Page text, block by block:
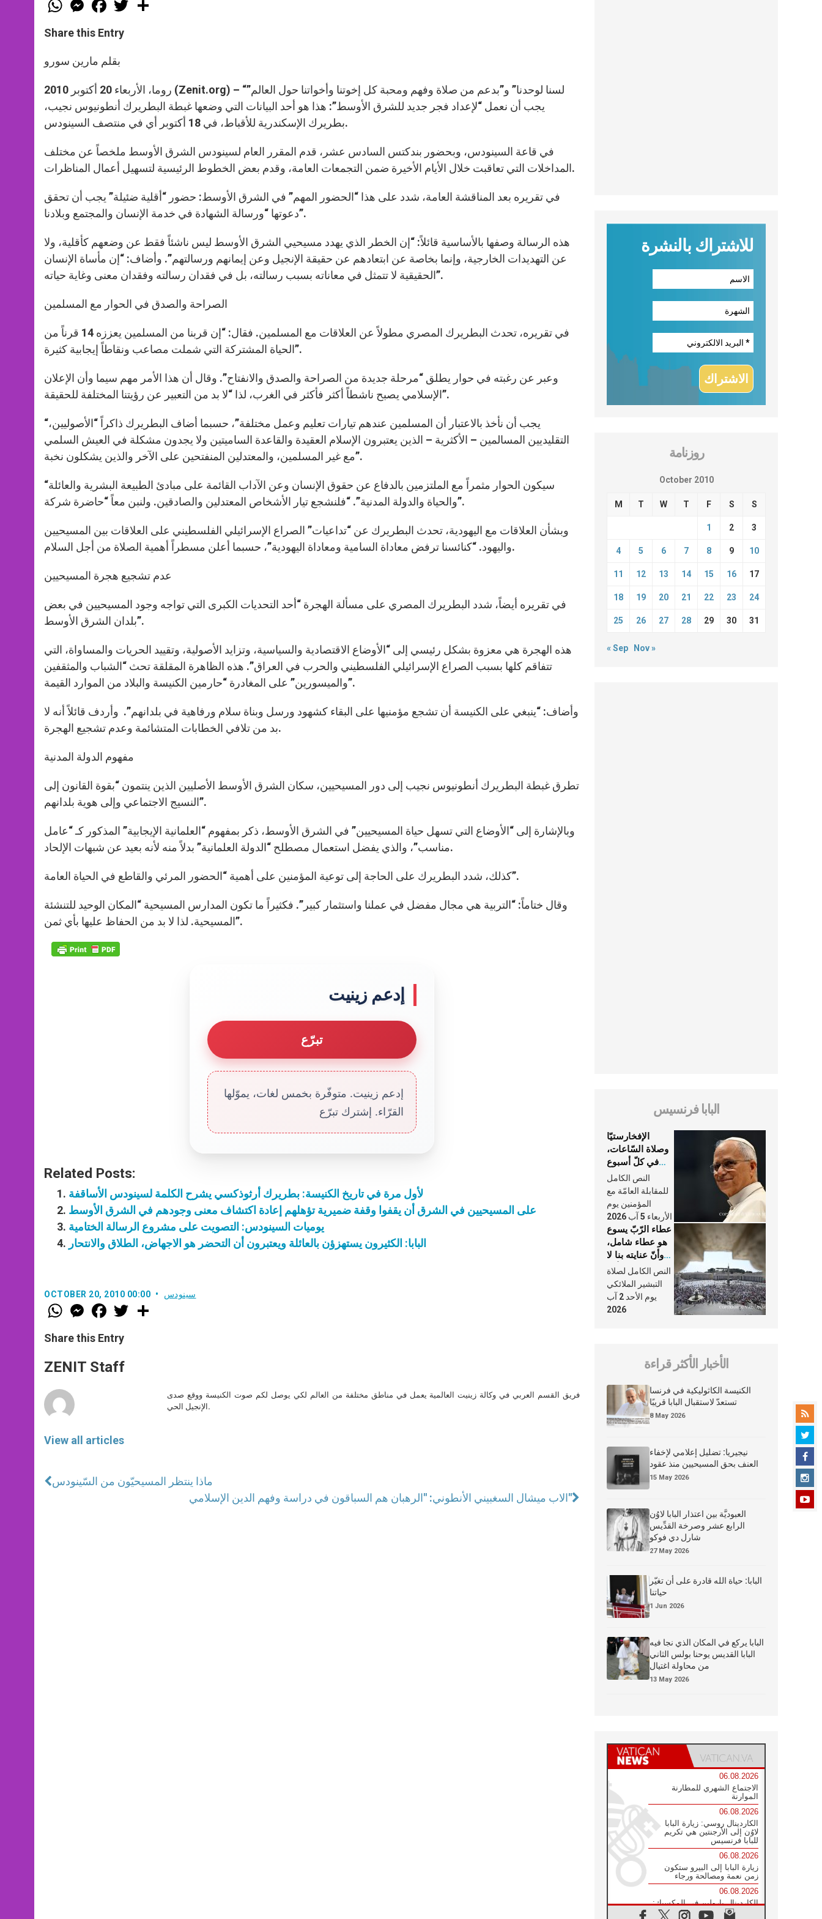
h
t
s
p
p
e
s
e
g
e
a
e
b
o
k
w
Share this Entry
بقلم مارين سورو
روما، الأربعاء 20 أكتوبر 2010 (Zenit.org) – “لسنا لوحدنا” و”بدعم من صلاة وفهم ومحبة كل إخوتنا وأخواتنا حول العالم”
يجب أن نعمل “لإعداد فجر جديد للشرق الأوسط”: هذا هو أحد البيانات التي وضعها غبطة البطريرك أنطونيوس نجيب،
بطريرك الإسكندرية للأقباط، في 18 أكتوبر أي في منتصف السينودس.
في قاعة السينودس، وبحضور بندكتس السادس عشر، قدم المقرر العام لسينودس الشرق الأوسط ملخصاً عن مختلف
المداخلات التي تعاقبت خلال الأيام الأخيرة ضمن التجمعات العامة، وقدم بعض الخطوط الرئيسية لتسهيل أعمال المناظرات.
في تقريره بعد المناقشة العامة، شدد على هذا “الحضور المهم” في الشرق الأوسط: حضور “أقلية ضئيلة” يجب أن تحقق
دعوتها “ورسالة الشهادة في خدمة الإنسان والمجتمع وبلادنا”.
هذه الرسالة وصفها بالأساسية قائلاً: “إن الخطر الذي يهدد مسيحيي الشرق الأوسط ليس ناشئاً فقط عن وضعهم كأقلية، ولا
عن التهديدات الخارجية، وإنما بخاصة عن ابتعادهم عن حقيقة الإنجيل وعن إيمانهم ورسالتهم”. وأضاف: “إن مأساة الإنسان
الحقيقية لا تتمثل في معاناته بسبب رسالته، بل في فقدان رسالته وفقدان معنى وغاية حياته”.
الصراحة والصدق في الحوار مع المسلمين
في تقريره، تحدث البطريرك المصري مطولاً عن العلاقات مع المسلمين. فقال: “إن قربنا من المسلمين يعززه 14 قرناً من
الحياة المشتركة التي شملت مصاعب ونقاطاً إيجابية كثيرة”.
وعبر عن رغبته في حوار يطلق “مرحلة جديدة من الصراحة والصدق والانفتاح”. وقال أن هذا الأمر مهم سيما وأن الإعلان
الإسلامي يصبح ناشطاً أكثر فأكثر في الغرب، لذا “لا بد من التعبير عن رؤيتنا المختلفة للحقيقة”.
“يجب أن نأخذ بالاعتبار أن المسلمين عندهم تيارات تعليم وعمل مختلفة”، حسبما أضاف البطريرك ذاكراً “الأصوليين،
التقليديين المسالمين – الأكثرية – الذين يعتبرون الإسلام العقيدة والقاعدة الساميتين ولا يجدون مشكلة في العيش السلمي
مع غير المسلمين، والمعتدلين المنفتحين على الآخر والذين يشكلون نخبة”.
“سيكون الحوار مثمراً مع الملتزمين بالدفاع عن حقوق الإنسان وعن الآداب القائمة على مبادئ الطبيعة البشرية والعائلة
والحياة والدولة المدنية”. “فلنشجع تيار الأشخاص المعتدلين والصادقين. ولنبن معاً “حاضرة شركة”.
وبشأن العلاقات مع اليهودية، تحدث البطريرك عن “تداعيات” الصراع الإسرائيلي الفلسطيني على العلاقات بين المسيحيين
واليهود. “كنائسنا ترفض معاداة السامية ومعاداة اليهودية”، حسبما أعلن مسطراً أهمية الصلاة من أجل السلام.
عدم تشجيع هجرة المسيحيين
في تقريره أيضاً، شدد البطريرك المصري على مسألة الهجرة “أحد التحديات الكبرى التي تواجه وجود المسيحيين في بعض
بلدان الشرق الأوسط”.
هذه الهجرة هي معزوة بشكل رئيسي إلى “الأوضاع الاقتصادية والسياسية، وتزايد الأصولية، وتقييد الحريات والمساواة، التي
تتفاقم كلها بسبب الصراع الإسرائيلي الفلسطيني والحرب في العراق”. هذه الظاهرة المقلقة تحث “الشباب والمثقفين
والميسورين” على المغادرة “حارمين الكنيسة والبلاد من الموارد القيمة”.
وأضاف: “ينبغي على الكنيسة أن تشجع مؤمنيها على البقاء كشهود ورسل وبناة سلام ورفاهية في بلدانهم”. وأردف قائلاً أنه لا
بد من تلافي الخطابات المتشائمة وعدم تشجيع الهجرة.
مفهوم الدولة المدنية
تطرق غبطة البطريرك أنطونيوس نجيب إلى دور المسيحيين، سكان الشرق الأوسط الأصليين الذين ينتمون “بقوة القانون إلى
النسيج الاجتماعي وإلى هوية بلدانهم”.
وبالإشارة إلى “الأوضاع التي تسهل حياة المسيحيين” في الشرق الأوسط، ذكر بمفهوم “العلمانية الإيجابية” المذكور كـ “عامل
مناسب”، والذي يفضل استعمال مصطلح “الدولة العلمانية” بدلاً منه لأنه بعيد عن شبهات الإلحاد.
كذلك، شدد البطريرك على الحاجة إلى توعية المؤمنين على أهمية “الحضور المرئي والقاطع في الحياة العامة”.
وقال ختاماً: “التربية هي مجال مفضل في عملنا واستثمار كبير”. فكثيراً ما تكون المدارس المسيحية “المكان الوحيد للتنشئة
المسيحية. لذا لا بد من الحفاظ عليها بأي ثمن”.
إدعم زينيت
تبرّع
إدعم زينيت. متوفّرة بخمس لغات، يموّلها
القرّاء. إشترك تبرّع
Related Posts:
لأول مرة في تاريخ الكنيسة: بطريرك أرثوذكسي يشرح الكلمة لسينودس الأساقفة
على المسيحيين في الشرق أن يقفوا وقفة ضميرية تؤهلهم إعادة اكتشاف معنى وجودهم في الشرق الأوسط
يوميات السينودس: التصويت على مشروع الرسالة الختامية
البابا: الكثيرون يستهزؤن بالعائلة ويعتبرون أن التحضر هو الاجهاض، الطلاق والانتحار
OCTOBER 20, 2010 00:00 سينودس
W
h
t
s
p
p
M
e
s
e
g
e
F
a
e
b
o
k
w
Share this Entry
ZENIT Staff
View all articles
فريق القسم العربي في وكالة زينيت العالمية يعمل في مناطق مختلفة من العالم لكي يوصل لكم صوت الكنيسة ووقع صدى
الإنجيل الحي.
ماذا ينتظر المسيحيّون من السّينودس
الاب ميشال السغبيني الأنطوني: "الرهبان هم السباقون في دراسة وفهم الدين الإسلامي"
للاشتراك بالنشرة
روزنامة
October 2010
M T W T F S S
1 2 3
4 5 6 7 8 9 10
11 12 13 14 15 16 17
18 19 20 21 22 23 24
25 26 27 28 29 30 31
« Sep Nov »
البابا فرنسيس
الإفخارستيّا
وصلاة السّاعات،
في كلّ أسبوع
وكلّ يوم، هما
النَّفَس في حياة
الكنيسة
النص الكامل
للمقابلة العامّة مع
المؤمنين يوم
الأربعاء 5 آب 2026
عطاء الرّبّ يسوع
هو عطاء شامل،
وأنّ عنايته بنا لا
تغيب عنّا أبدًا
النص الكامل لصلاة
التبشير الملائكي
يوم الأحد 2 آب
2026
الأخبار الأكثر قراءة
الكنيسة الكاثوليكية في فرنسا
تستعدّ لاستقبال البابا قريبًا
8 May 2026
نيجيريا: تضليل إعلامي لإخفاء
العنف بحق المسيحيين منذ عقود
15 May 2026
العبوديَّة بين اعتذار البابا لاوُن
الرابع عشر وصرخة القدِّيس
شارل دي فوكو
27 May 2026
البابا: حياة الله قادرة على أن تغيّر
حياتنا
1 Jun 2026
البابا يركع في المكان الذي نجا فيه
البابا القديس يوحنا بولس الثاني
من محاولة اغتيال
13 May 2026
06.08.2026
الاجتماع الشهري للمطارنة
الموارنة
06.08.2026
الكاردينال روسي: زيارة البابا
لاوُن إلى الأرجنتين هي تكريم
للبابا فرنسيس
06.08.2026
زيارة البابا إلى البيرو ستكون
زمن نعمة ومصالحة ورجاء
06.08.2026
الكاردينال بارولين في المكسيك:
علينا أن نكون حاضرين إلى جانب